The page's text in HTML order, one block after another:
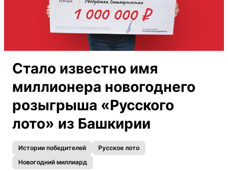
Стало известно имя
миллионера новогоднего
розыгрыша «Русского
лото» из Башкирии
Истории победителей
Русское лото
Новогодний миллиард